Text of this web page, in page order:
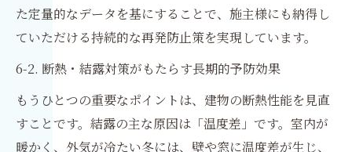
た定量的なデータを基にすることで、施主様にも納得し
ていただける持続的な再発防止策を実現しています。
6-2. 断熱・結露対策がもたらす長期的予防効果
もうひとつの重要なポイントは、建物の断熱性能を見直
すことです。結露の主な原因は「温度差」です。室内が
暖かく、外気が冷たい冬には、壁や窓に温度差が生じ、